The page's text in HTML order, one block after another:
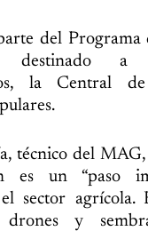
del Programa
destinado a
la Central
técnico del
es un “paso
sector agrícola.
drones y